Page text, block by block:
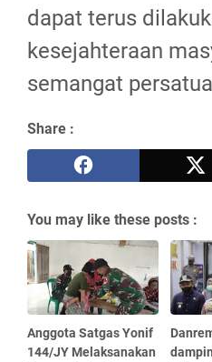
dapat terus
kesejahteraan
semangat
Share :
You may like these posts :
Anggota Satgas Yonif
144/JY Melaksanakan